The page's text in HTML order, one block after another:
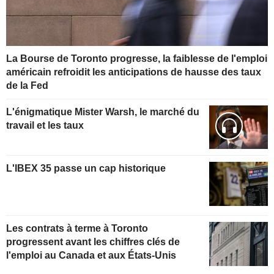
La Bourse de Toronto progresse, la faiblesse de l'emploi
américain refroidit les anticipations de hausse des taux
de la Fed
L'énigmatique Mister Warsh, le marché du
travail et les taux
L'IBEX 35 passe un cap historique
Les contrats à terme à Toronto
progressent avant les chiffres clés de
l'emploi au Canada et aux États-Unis